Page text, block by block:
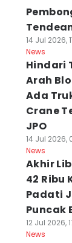
14 Jul 2026,
News
Hindari
Arah
Ada
Crane
JPO
14 Jul 2026,
News
Akhir
42 Ribu
Padati
Puncak
12 Jul 2026,
News